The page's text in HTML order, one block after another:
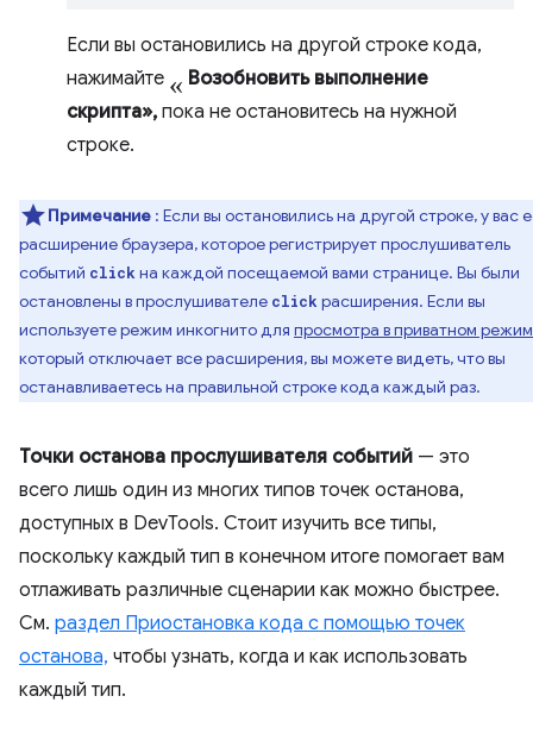
Если вы остановились на другой строке кода,
нажимайте « Возобновить выполнение
скрипта», пока не остановитесь на нужной
строке.
Примечание : Если вы остановились на другой строке, у вас
расширение браузера, которое регистрирует прослушиватель
событий click на каждой посещаемой вами странице. Вы были
остановлены в прослушивателе click расширения. Если вы
используете режим инкогнито для просмотра в приватном
который отключает все расширения, вы можете видеть, что вы
останавливаетесь на правильной строке кода каждый раз.
Точки останова прослушивателя событий — это
всего лишь один из многих типов точек останова,
доступных в DevTools. Стоит изучить все типы,
поскольку каждый тип в конечном итоге помогает вам
отлаживать различные сценарии как можно быстрее.
См. раздел Приостановка кода с помощью точек
останова, чтобы узнать, когда и как использовать
каждый тип.